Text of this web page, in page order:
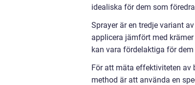
idealiska för dem som
Sprayer är en tredje variant
applicera jämfört med
kan vara fördelaktiga för
För att mäta effektiviteten av
method är att använda en